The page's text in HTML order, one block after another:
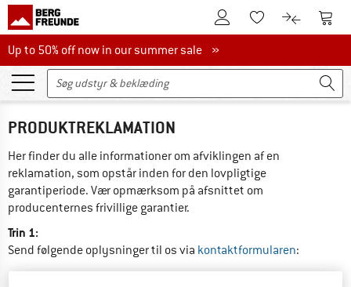
Til kundekontoenTil huskesedlen.
Til Til
Up to 50% off now in our summer sale
Up to 50% off now in our summer sale »
PRODUKTREKLAMATION
Her finder du alle informationer om afviklingen af en
reklamation, som opstår inden for den lovpligtige
garantiperiode. Vær opmærksom på afsnittet om
producenternes frivillige garantier.
Trin 1:
Send følgende oplysninger til os via kontaktformularen: